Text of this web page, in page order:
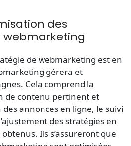
des
de webmarketing est en
gérera et
Cela comprend la
de contenu pertinent et
annonces en ligne, le suivi
des stratégies en
Ils s’assureront que